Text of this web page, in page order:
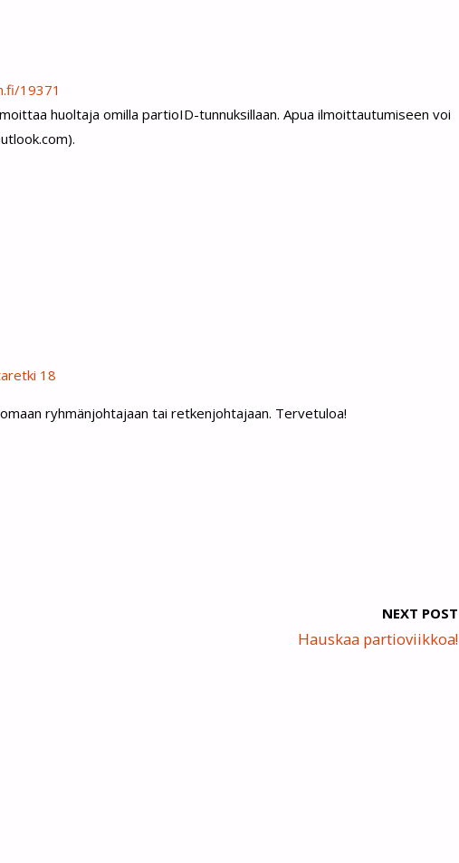
19371
huoltaja omilla partioID-tunnuksillaan. Apua ilmoittautumiseen voi
18
ryhmänjohtajaan tai retkenjohtajaan. Tervetuloa!
NEXT POST
Hauskaa partioviikkoa!